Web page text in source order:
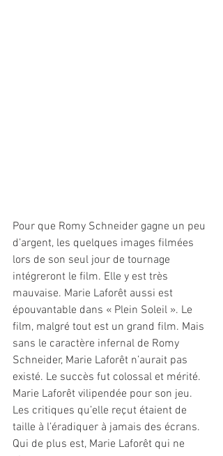
Pour que Romy Schneider gagne un peu
d’argent, les quelques images filmées
lors de son seul jour de tournage
intégreront le film. Elle y est très
mauvaise. Marie Laforêt aussi est
épouvantable dans « Plein Soleil ». Le
film, malgré tout est un grand film. Mais
sans le caractère infernal de Romy
Schneider, Marie Laforêt n’aurait pas
existé. Le succès fut colossal et mérité.
Marie Laforêt vilipendée pour son jeu.
Les critiques qu’elle reçut étaient de
taille à l’éradiquer à jamais des écrans.
Qui de plus est, Marie Laforêt qui ne